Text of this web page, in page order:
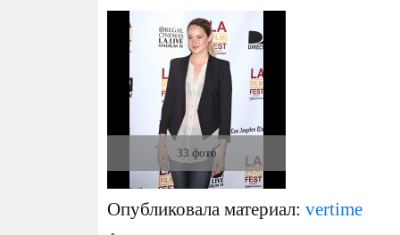
33 фото
Опубликовала материал: vertime